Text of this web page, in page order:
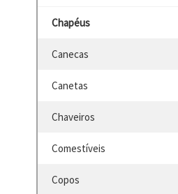
Chapéus
Canecas
Canetas
Chaveiros
Comestíveis
Copos